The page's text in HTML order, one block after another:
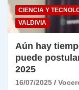
CIENCIA Y
VALDIVIA
Aún hay
puede
2025
16/07/2025